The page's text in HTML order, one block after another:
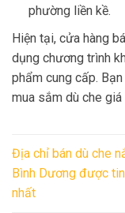
phường liền kề.
Hiện tại, cửa hàng
dụng chương trình
phẩm cung cấp.
mua sắm dù che
Địa chỉ bán dù che
Bình Dương được
nhất